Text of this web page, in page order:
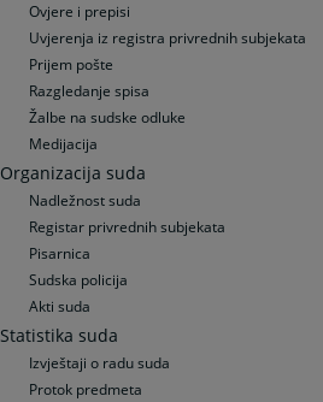
Ovjere i prepisi
Uvjerenja iz registra privrednih subjekata
Prijem pošte
Razgledanje spisa
Žalbe na sudske odluke
Medijacija
Organizacija suda
Nadležnost suda
Registar privrednih subjekata
Pisarnica
Sudska policija
Akti suda
Statistika suda
Izvještaji o radu suda
Protok predmeta